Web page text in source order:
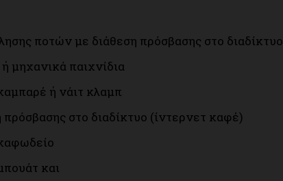
ποτών με διάθεση πρόσβασης στο διαδίκτυο
μηχανικά παιχνίδια
ή νάιτ κλαμπ
στο διαδίκτυο (ίντερνετ καφέ)
και